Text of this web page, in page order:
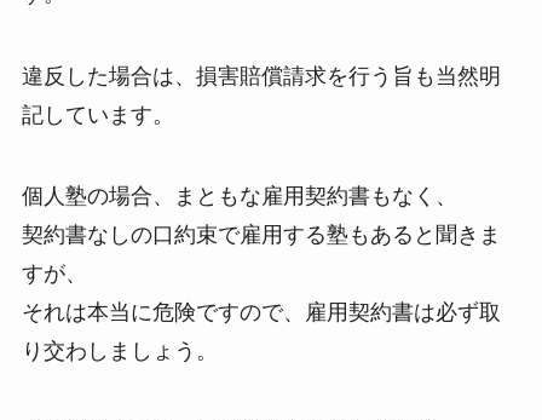
違反した場合は、損害賠償請求を行う旨も当然明
記しています。
個人塾の場合、まともな雇用契約書もなく、
契約書なしの口約束で雇用する塾もあると聞きま
すが、
それは本当に危険ですので、雇用契約書は必ず取
り交わしましょう。